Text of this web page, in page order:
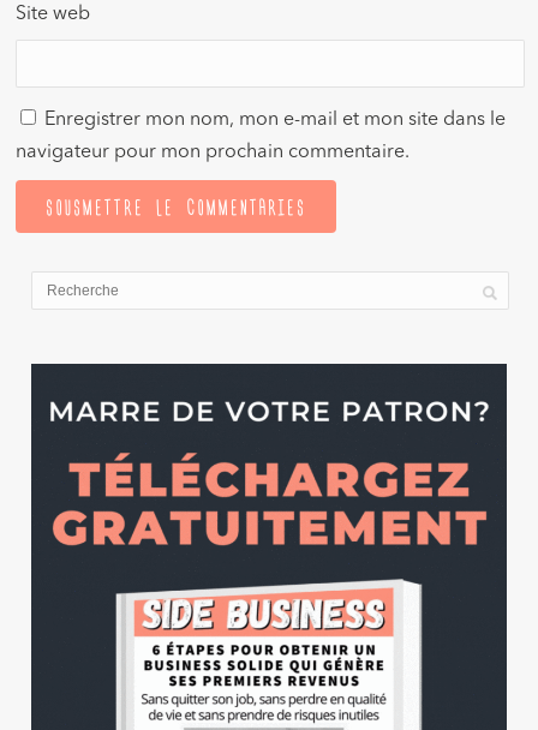
Site web
Enregistrer mon nom, mon e-mail et mon site dans le
navigateur pour mon prochain commentaire.